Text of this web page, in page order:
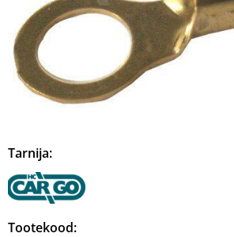
Tarnija:
Tootekood: